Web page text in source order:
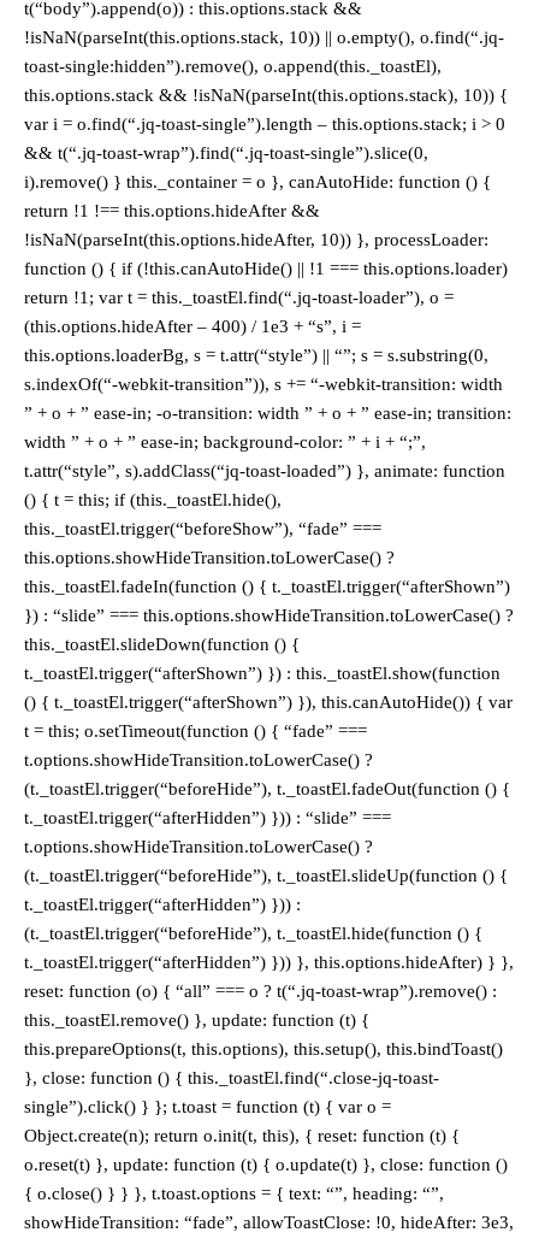
t(“body”).append(o)) : this.options.stack &&
!isNaN(parseInt(this.options.stack, 10)) || o.empty(), o.find(“.jq-
toast-single:hidden”).remove(), o.append(this._toastEl),
this.options.stack && !isNaN(parseInt(this.options.stack), 10)) {
var i = o.find(“.jq-toast-single”).length – this.options.stack; i > 0
&& t(“.jq-toast-wrap”).find(“.jq-toast-single”).slice(0,
i).remove() } this._container = o }, canAutoHide: function () {
return !1 !== this.options.hideAfter &&
!isNaN(parseInt(this.options.hideAfter, 10)) }, processLoader:
function () { if (!this.canAutoHide() || !1 === this.options.loader)
return !1; var t = this._toastEl.find(“.jq-toast-loader”), o =
(this.options.hideAfter – 400) / 1e3 + “s”, i =
this.options.loaderBg, s = t.attr(“style”) || “”; s = s.substring(0,
s.indexOf(“-webkit-transition”)), s += “-webkit-transition: width
” + o + ” ease-in; -o-transition: width ” + o + ” ease-in; transition:
width ” + o + ” ease-in; background-color: ” + i + “;”,
t.attr(“style”, s).addClass(“jq-toast-loaded”) }, animate: function
() { t = this; if (this._toastEl.hide(),
this._toastEl.trigger(“beforeShow”), “fade” ===
this.options.showHideTransition.toLowerCase() ?
this._toastEl.fadeIn(function () { t._toastEl.trigger(“afterShown”)
}) : “slide” === this.options.showHideTransition.toLowerCase() ?
this._toastEl.slideDown(function () {
t._toastEl.trigger(“afterShown”) }) : this._toastEl.show(function
() { t._toastEl.trigger(“afterShown”) }), this.canAutoHide()) { var
t = this; o.setTimeout(function () { “fade” ===
t.options.showHideTransition.toLowerCase() ?
(t._toastEl.trigger(“beforeHide”), t._toastEl.fadeOut(function () {
t._toastEl.trigger(“afterHidden”) })) : “slide” ===
t.options.showHideTransition.toLowerCase() ?
(t._toastEl.trigger(“beforeHide”), t._toastEl.slideUp(function () {
t._toastEl.trigger(“afterHidden”) })) :
(t._toastEl.trigger(“beforeHide”), t._toastEl.hide(function () {
t._toastEl.trigger(“afterHidden”) })) }, this.options.hideAfter) } },
reset: function (o) { “all” === o ? t(“.jq-toast-wrap”).remove() :
this._toastEl.remove() }, update: function (t) {
this.prepareOptions(t, this.options), this.setup(), this.bindToast()
}, close: function () { this._toastEl.find(“.close-jq-toast-
single”).click() } }; t.toast = function (t) { var o =
Object.create(n); return o.init(t, this), { reset: function (t) {
o.reset(t) }, update: function (t) { o.update(t) }, close: function ()
{ o.close() } } }, t.toast.options = { text: “”, heading: “”,
showHideTransition: “fade”, allowToastClose: !0, hideAfter: 3e3,